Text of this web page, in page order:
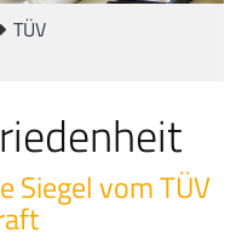
TÜV
Siegel vom TÜV